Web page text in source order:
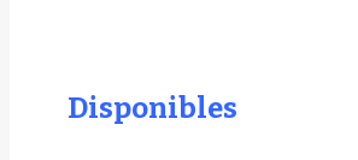
Disponibles